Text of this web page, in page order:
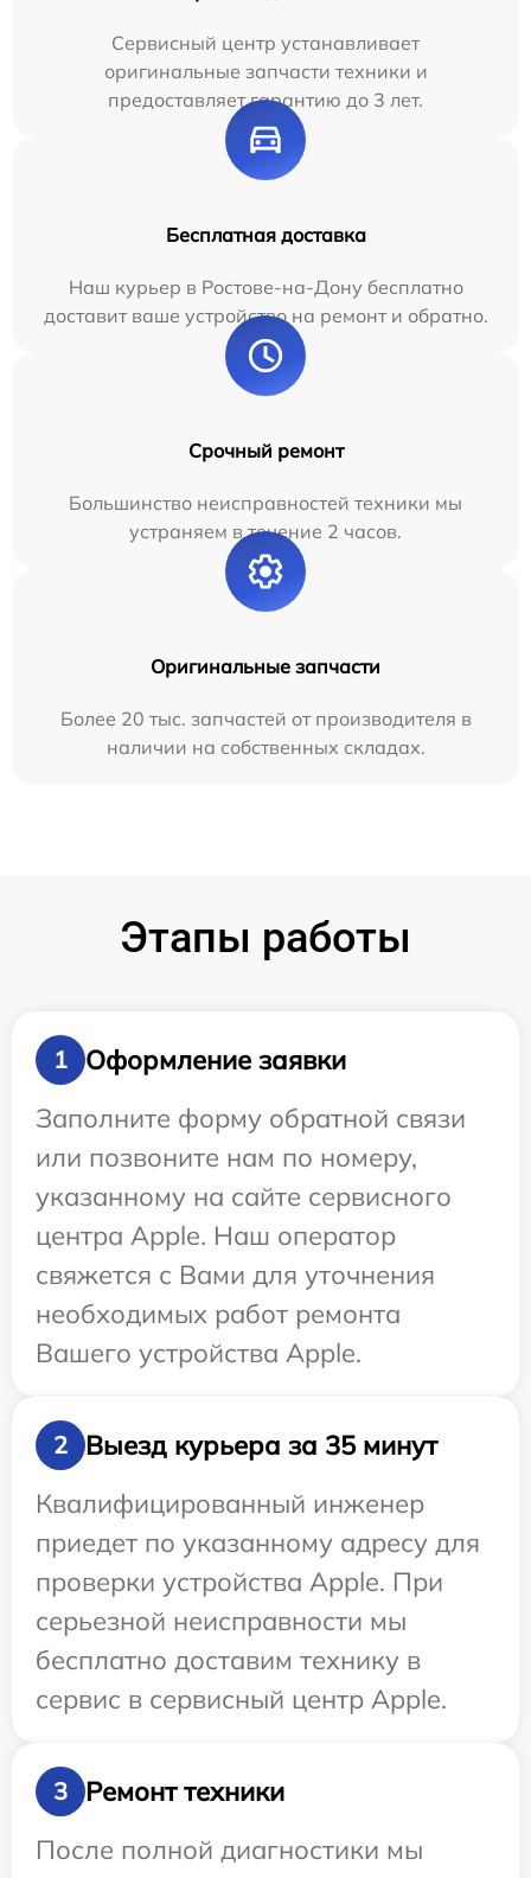
Сервисный центр устанавливает
оригинальные запчасти техники и
предоставляет гарантию до 3 лет.
Бесплатная доставка
Наш курьер в Ростове-на-Дону бесплатно
доставит ваше устройство на ремонт и обратно.
Срочный ремонт
Большинство неисправностей техники мы
устраняем в течение 2 часов.
Оригинальные запчасти
Более 20 тыс. запчастей от производителя в
наличии на собственных складах.
Этапы работы
1
Оформление заявки
Заполните форму обратной связи
или позвоните нам по номеру,
указанному на сайте сервисного
центра Apple. Наш оператор
свяжется с Вами для уточнения
необходимых работ ремонта
Вашего устройства Apple.
2
Выезд курьера за 35 минут
Квалифицированный инженер
приедет по указанному адресу для
проверки устройства Apple. При
серьезной неисправности мы
бесплатно доставим технику в
сервис в сервисный центр Apple.
3
Ремонт техники
После полной диагностики мы